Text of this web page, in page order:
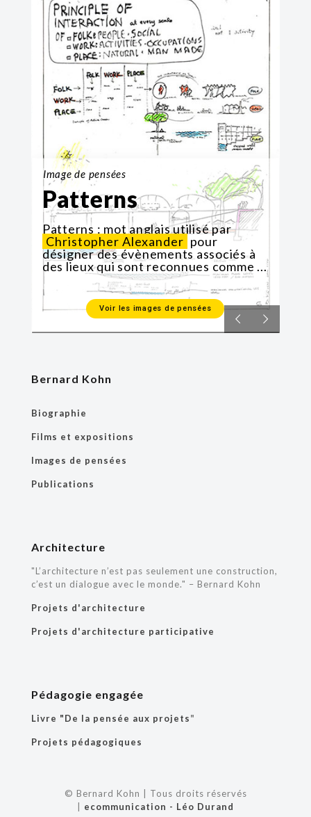
Image de pensées
Patterns
Patterns : mot anglais utilisé par
Christopher Alexander pour
désigner des évènements associés à
des lieux qui sont reconnues comme ...
Voir les images de pensées
Bernard Kohn
Biographie
Films et expositions
Images de pensées
Publications
Architecture
"L’architecture n’est pas seulement une construction,
c’est un dialogue avec le monde." – Bernard Kohn
Projets d'architecture
Projets d'architecture participative
Pédagogie engagée
Livre "De la pensée aux projets"
Projets pédagogiques
© Bernard Kohn | Tous droits réservés
ecommunication - Léo Durand